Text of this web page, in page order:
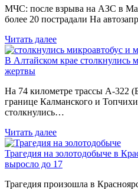
МЧС: после взрыва на АЗС в
более 20 пострадали На
Читать далее
В Алтайском крае столкнулись
жертвы
На 74 километре трассы А-322
границе Калманского и
столкнулись…
Читать далее
Трагедия на золотодобыче в
выросло до 17
Трагедия произошла в